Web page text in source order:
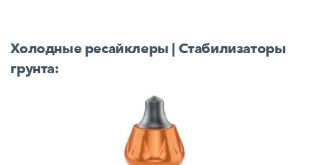
Холодные ресайклеры | Стабилизаторы
грунта: